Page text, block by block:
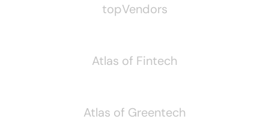
topVendors
Atlas of Fintech
Atlas of Greentech